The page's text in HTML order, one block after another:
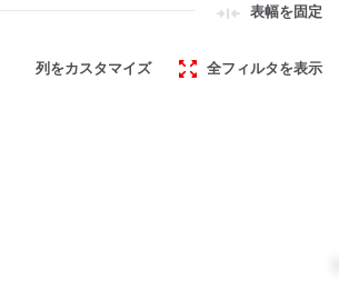
表幅を固定
列をカスタマイズ 全フィルタを表示